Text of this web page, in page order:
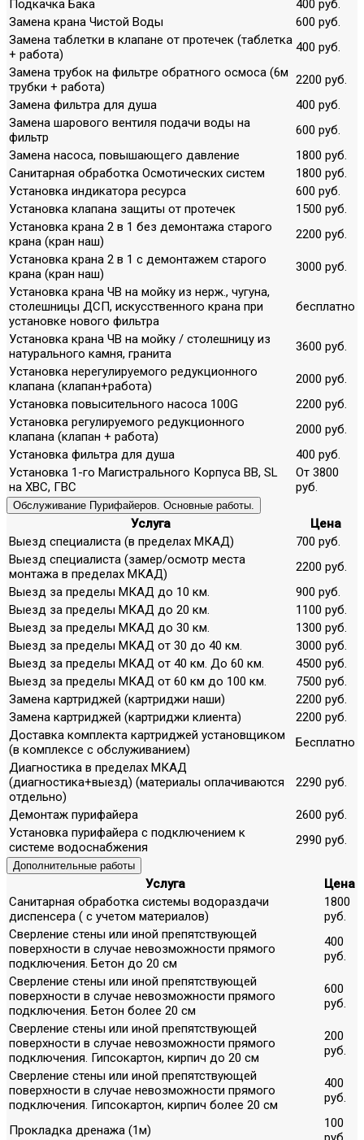
Подкачка Бака
400 руб.
Замена крана Чистой Воды
600 руб.
Замена таблетки в клапане от протечек (таблетка
+ работа)
400 руб.
Замена трубок на фильтре обратного осмоса (6м
трубки + работа)
2200 руб.
Замена фильтра для душа
400 руб.
Замена шарового вентиля подачи воды на
фильтр
600 руб.
Замена насоса, повышающего давление
1800 руб.
Санитарная обработка Осмотических систем
1800 руб.
Установка индикатора ресурса
600 руб.
Установка клапана защиты от протечек
1500 руб.
Установка крана 2 в 1 без демонтажа старого
крана (кран наш)
2200 руб.
Установка крана 2 в 1 с демонтажем старого
крана (кран наш)
3000 руб.
Установка крана ЧВ на мойку из нерж., чугуна,
столешницы ДСП, искусственного крана при
установке нового фильтра
бесплатно
Установка крана ЧВ на мойку / столешницу из
натурального камня, гранита
3600 руб.
Установка нерегулируемого редукционного
клапана (клапан+работа)
2000 руб.
Установка повысительного насоса 100G
2200 руб.
Установка регулируемого редукционного
клапана (клапан + работа)
2000 руб.
Установка фильтра для душа
400 руб.
Установка 1-го Магистрального Корпуса ВВ, SL
на ХВС, ГВС
От 3800
руб.
Обслуживание Пурифайеров. Основные работы.
Услуга
Цена
Выезд специалиста (в пределах МКАД)
700 руб.
Выезд специалиста (замер/осмотр места
монтажа в пределах МКАД)
2200 руб.
Выезд за пределы МКАД до 10 км.
900 руб.
Выезд за пределы МКАД до 20 км.
1100 руб.
Выезд за пределы МКАД до 30 км.
1300 руб.
Выезд за пределы МКАД от 30 до 40 км.
3000 руб.
Выезд за пределы МКАД от 40 км. До 60 км.
4500 руб.
Выезд за пределы МКАД от 60 км до 100 км.
7500 руб.
Замена картриджей (картриджи наши)
2200 руб.
Замена картриджей (картриджи клиента)
2200 руб.
Доставка комплекта картриджей установщиком
(в комплексе с обслуживанием)
Бесплатно
Диагностика в пределах МКАД
(диагностика+выезд) (материалы оплачиваются
отдельно)
2290 руб.
Демонтаж пурифайера
2600 руб.
Установка пурифайера с подключением к
системе водоснабжения
2990 руб.
Дополнительные работы
Услуга
Цена
Санитарная обработка системы водораздачи
диспенсера ( с учетом материалов)
1800
руб.
Сверление стены или иной препятствующей
поверхности в случае невозможности прямого
подключения. Бетон до 20 см
400
руб.
Сверление стены или иной препятствующей
поверхности в случае невозможности прямого
подключения. Бетон более 20 см
600
руб.
Сверление стены или иной препятствующей
поверхности в случае невозможности прямого
подключения. Гипсокартон, кирпич до 20 см
200
руб.
Сверление стены или иной препятствующей
поверхности в случае невозможности прямого
подключения. Гипсокартон, кирпич более 20 см
400
руб.
Прокладка дренажа (1м)
100